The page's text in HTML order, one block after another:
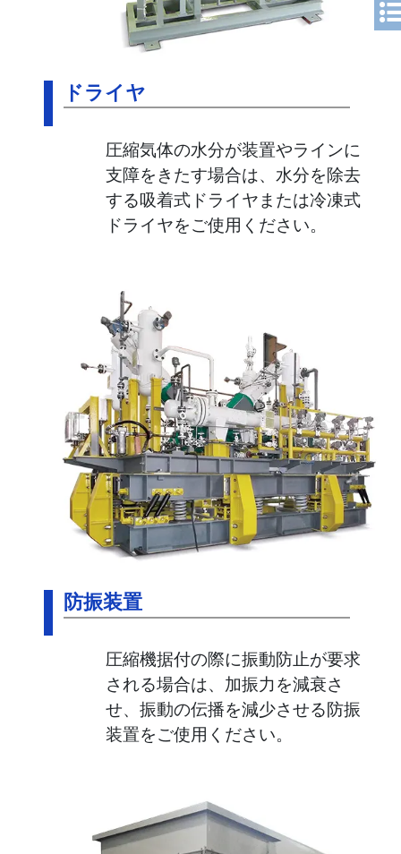
ドライヤ
圧縮気体の水分が装置やラインに
支障をきたす場合は、水分を除去
する吸着式ドライヤまたは冷凍式
ドライヤをご使用ください。
防振装置
圧縮機据付の際に振動防止が要求
される場合は、加振力を減衰さ
せ、振動の伝播を減少させる防振
装置をご使用ください。